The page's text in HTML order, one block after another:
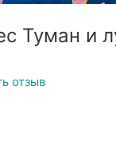
Туман и
отзыв